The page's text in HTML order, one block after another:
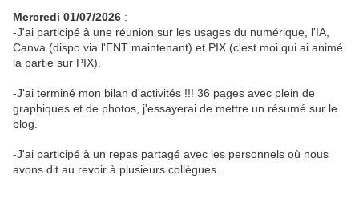
Mercredi 01/07/2026 :
-J'ai participé à une réunion sur les usages du numérique, l'IA,
Canva (dispo via l'ENT maintenant) et PIX (c'est moi qui ai animé
la partie sur PIX).
-J'ai terminé mon bilan d'activités !!! 36 pages avec plein de
graphiques et de photos, j'essayerai de mettre un résumé sur le
blog.
-J'ai participé à un repas partagé avec les personnels où nous
avons dit au revoir à plusieurs collègues.